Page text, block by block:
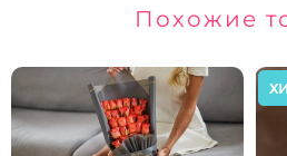
Похожие